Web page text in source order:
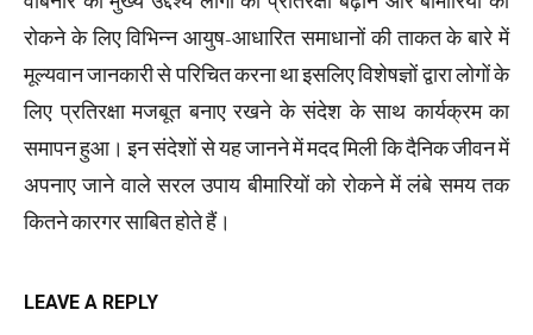
रोकने के लिए विभिन्न आयुष-आधारित समाधानों की ताकत के बारे में
मूल्यवान जानकारी से परिचित करना था इसलिए विशेषज्ञों द्वारा लोगों के
लिए प्रतिरक्षा मजबूत बनाए रखने के संदेश के साथ कार्यक्रम का
समापन हुआ। इन संदेशों से यह जानने में मदद मिली कि दैनिक जीवन में
अपनाए जाने वाले सरल उपाय बीमारियों को रोकने में लंबे समय तक
कितने कारगर साबित होते हैं।
LEAVE A REPLY